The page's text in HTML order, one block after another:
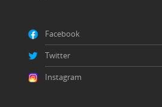
Facebook
Twitter
Instagram